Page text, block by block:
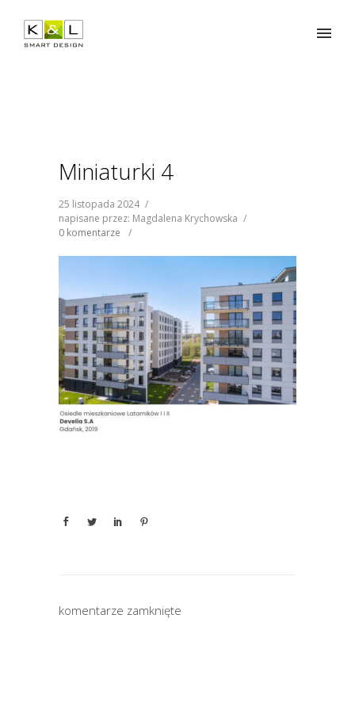
Miniaturki 4
25 listopada 2024 /
napisane przez: Magdalena Krychowska /
0 komentarze
/
komentarze zamknięte